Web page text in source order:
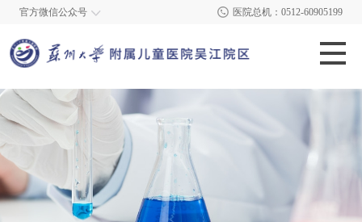
官方微信公众号 医院总机：0512-60905199